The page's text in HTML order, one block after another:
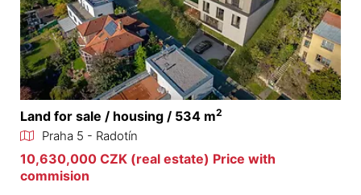
Land for sale / housing / 534 m2
Praha 5 - Radotín
10,630,000 CZK (real estate) Price with
commision